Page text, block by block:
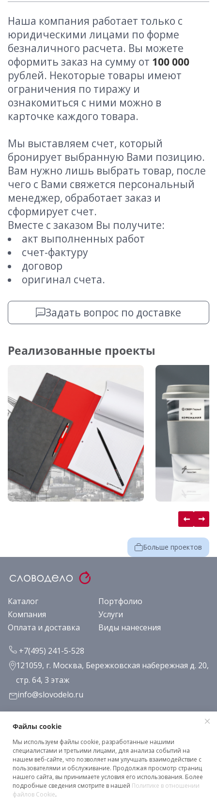
Наша компания работает только с
юридическими лицами по форме
безналичного расчета. Вы можете
оформить заказ на сумму от 100 000
рублей. Некоторые товары имеют
ограничения по тиражу и
ознакомиться с ними можно в
карточке каждого товара.
Мы выставляем счет, который
бронирует выбранную Вами позицию.
Вам нужно лишь выбрать товар, после
чего с Вами свяжется персональный
менеджер, обработает заказ и
сформирует счет.
Вместе с заказом Вы получите:
акт выполненных работ
счет-фактуру
договор
оригинал счета.
Задать вопрос по доставке
Реализованные проекты
Больше проектов
Каталог
Портфолио
Компания
Услуги
Оплата и доставка
Виды нанесения
+7(495) 241-5-528
121059, г. Москва, Бережковская набережная д. 20,
стр. 64, 3 этаж
info@slovodelo.ru
Заказать звонок
Подписаться на рассылку
Клиентское соглашение
Политика конфиденциальности
Файлы cookie
Мы используем файлы cookie, разработанные нашими
специалистами и третьими лицами, для анализа событий на
нашем веб-сайте, что позволяет нам улучшать взаимодействие с
пользователями и обслуживание. Продолжая просмотр страниц
нашего сайта, вы принимаете условия его использования. Более
подробные сведения смотрите в нашей Политике в отношении
файлов Cookie.